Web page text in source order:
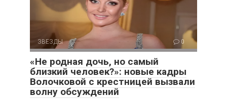
ЗВЕЗДЫ 0
«Не родная дочь, но самый
близкий человек?»: новые кадры
Волочковой с крестницей вызвали
волну обсуждений